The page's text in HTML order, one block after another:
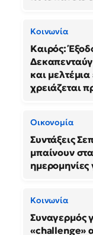
Κοινωνία
Καιρός:
και
χρειάζεται
Οικονομία
Συντάξεις
μπαίνουν
ημερομηνίες
Κοινωνία
Συναγερμός
«challenge»